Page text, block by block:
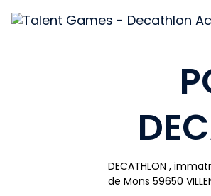
Talent
Games
DECATHLON ,
de Mons 59650